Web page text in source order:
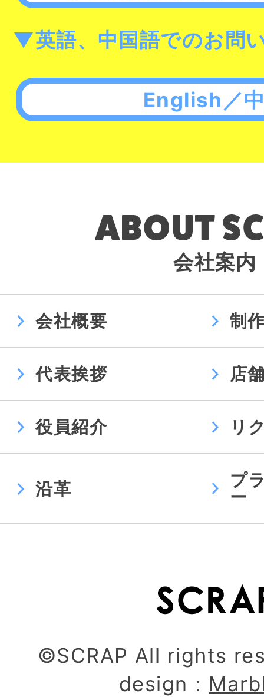
▼英語、中国語でのお問
English／
会社案内
会社概要 制
代表挨拶 店
役員紹介 リ
沿革
プ
ー
©SCRAP All rights
design：